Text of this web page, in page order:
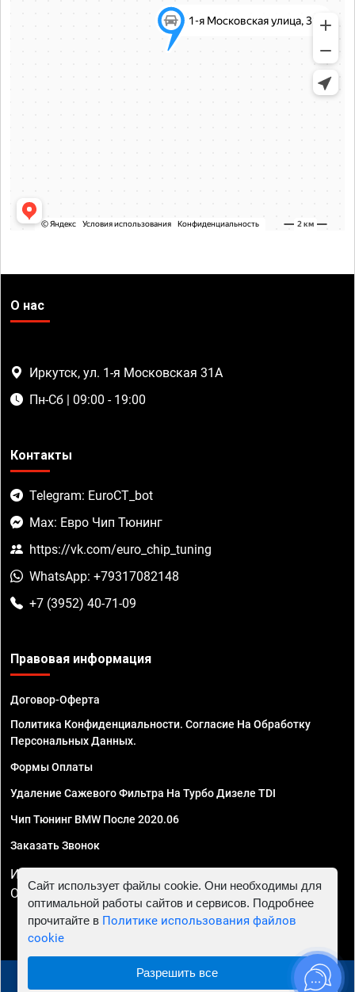
О нас
Иркутск, ул. 1-я Московская 31А
Пн-Сб | 09:00 - 19:00
Контакты
Telegram: EuroCT_bot
Max: Евро Чип Тюнинг
https://vk.com/euro_chip_tuning
WhatsApp: +79317082148
+7 (3952) 40-71-09
Правовая информация
Договор-Оферта
Политика Конфиденциальности. Согласие На Обработку
Персональных Данных.
Формы Оплаты
Удаление Сажевого Фильтра На Турбо Дизеле TDI
Чип Тюнинг BMW После 2020.06
Заказать Звонок
ИП Смирнов Георгий Павлович. ИНН 781302555843,
ОГРНИП 324470400032610
© 2010 - 2026 Чип тюнинг в Иркутске - Автосервис
Сайт использует файлы cookie. Они необходимы для
оптимальной работы сайтов и сервисов. Подробнее
прочитайте в Политике использования файлов
cookie
Разрешить все